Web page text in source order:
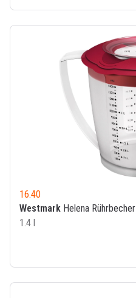
16.40
Westmark Helena Rührbecher
1.4 l